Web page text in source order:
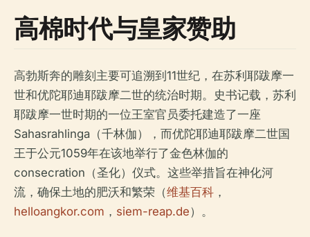
高棉时代与皇家赞助
高勃斯奔的雕刻主要可追溯到11世纪，在苏利耶跋摩一
世和优陀耶迪耶跋摩二世的统治时期。史书记载，苏利
耶跋摩一世时期的一位王室官员委托建造了一座
Sahasrahlinga（千林伽），而优陀耶迪耶跋摩二世国
王于公元1059年在该地举行了金色林伽的
consecration（圣化）仪式。这些举措旨在神化河
流，确保土地的肥沃和繁荣（维基百科 ，
helloangkor.com ， siem-reap.de）。